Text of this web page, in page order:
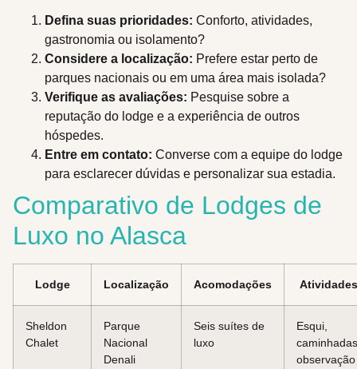
Defina suas prioridades: Conforto, atividades,
gastronomia ou isolamento?
Considere a localização: Prefere estar perto de
parques nacionais ou em uma área mais isolada?
Verifique as avaliações: Pesquise sobre a
reputação do lodge e a experiência de outros
hóspedes.
Entre em contato: Converse com a equipe do lodge
para esclarecer dúvidas e personalizar sua estadia.
Comparativo de Lodges de
Luxo no Alasca
Lodge Localização Acomodações Atividades
Sheldon
Chalet
Parque
Nacional
Denali
Seis suítes de
luxo
Esqui,
observação